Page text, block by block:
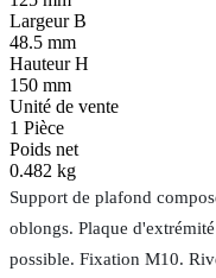
Largeur B
48.5 mm
Hauteur H
150 mm
Unité de vente
1 Pièce
Poids net
0.482 kg
Support de plafond
oblongs. Plaque
possible. Fixation M10.